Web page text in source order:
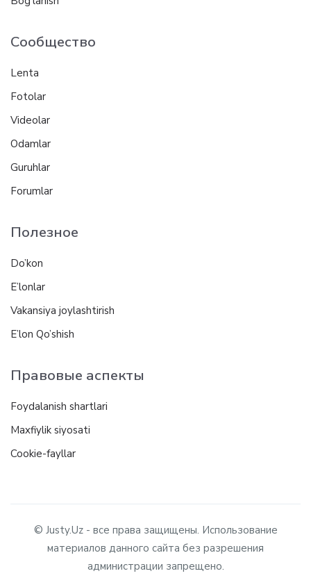
Сообщество
Lenta
Fotolar
Videolar
Odamlar
Guruhlar
Forumlar
Полезное
Do’kon
E’lonlar
Vakansiya joylashtirish
E’lon Qo’shish
Правовые аспекты
Foydalanish shartlari
Maxfiylik siyosati
Cookie-fayllar
© Justy.Uz - все права защищены. Использование
материалов данного сайта без разрешения
администрации запрещено.